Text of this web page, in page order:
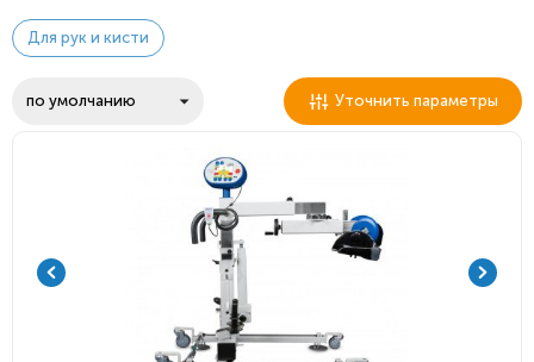
Для рук и кисти
Уточнить параметры